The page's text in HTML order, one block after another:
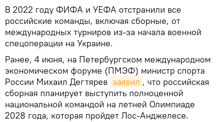
В 2022 году ФИФА и УЕФА отстранили все
российские команды, включая сборные, от
международных турниров из-за начала военной
спецоперации на Украине.
Ранее, 4 июня, на Петербургском международном
экономическом форуме (ПМЭФ) министр спорта
России Михаил Дегтярев заявил , что российская
сборная планирует выступить полноценной
национальной командой на летней Олимпиаде
2028 года, которая пройдет Лос-Анджелесе.